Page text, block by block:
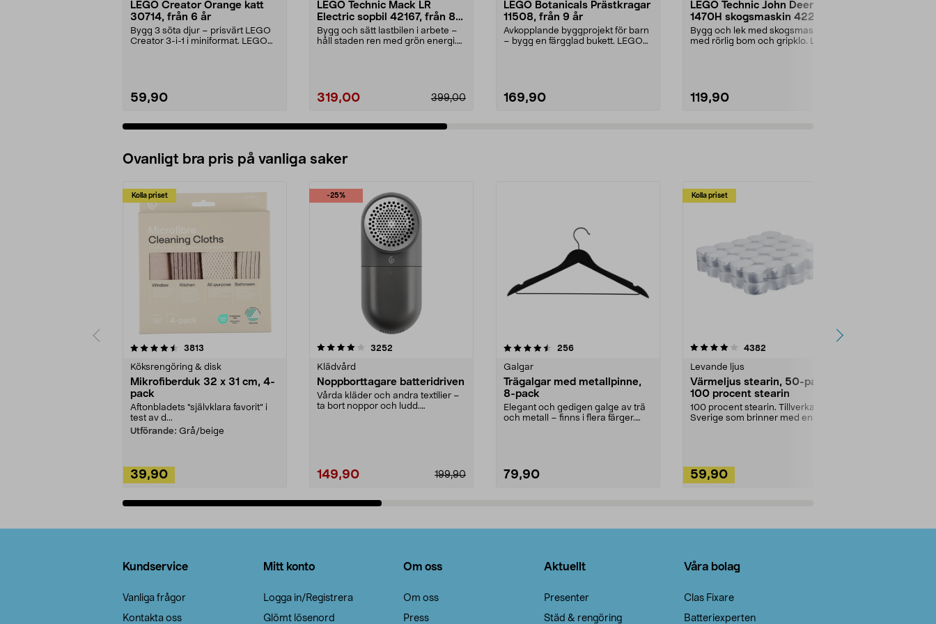
LEGO Creator Orange katt
30714, från 6 år
Bygg 3 söta djur – prisvärt LEGO
Creator 3-i-1 i miniformat. LEGO
59,90
LEGO Technic Mack LR
Electric sopbil 42167, från 8
år
Bygg och sätt lastbilen i arbete –
håll staden ren med grön energi.
319,00 399,00
LEGO Botanicals Prästkragar
11508, från 9 år
Avkopplande byggprojekt för barn
– bygg en färgglad bukett. LEGO
169,90
LEGO Technic John Deere
1470H skogsmaskin 42218,
från 7 år
Bygg och lek med skogsmaskin
med rörlig bom och gripklo. LEGO
119,90
Ovanligt bra pris på vanliga saker
Kolla priset
3813
Köksrengöring & disk
Mikrofiberduk 32 x 31 cm, 4-
pack
Aftonbladets "självklara favorit” i
test av d...
Utförande: Grå/beige
39,90
-25%
4.0av 5 stjärnor 3252
Klädvård
Noppborttagare batteridriven
Vårda kläder och andra textilier –
ta bort noppor och ludd.
199,90
149,90
4.5av 5 stjärnor 256recensioner
Galgar
Trägalgar med metallpinne,
8-pack
Elegant och gedigen galge av trä
och metall – finns i flera färger.
79,90
Kolla priset
4.0av 5 stjärnor 4382
Levande ljus
Värmeljus stearin, 50-pack,
100 procent stearin
100 procent stearin. Tillverkade i
Sverige som brinner med en
59,90
4.5av 5 stjärnor
Kundservice
Vanliga frågor
Kontakta oss
Mitt konto
Logga in/Registrera
Glömt lösenord
Om oss
Om oss
Press
Aktuellt
Presenter
Städ & rengöring
Våra bolag
Clas Fixare
Batteriexperten